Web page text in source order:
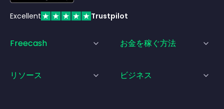
Excellent Trustpilot
Freecash お金を稼ぐ方法
リソース ビジネス